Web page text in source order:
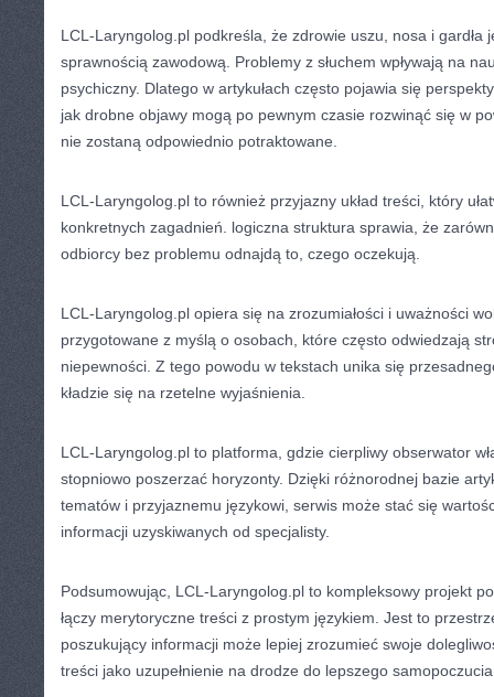
LCL-Laryngolog.pl podkreśla, że zdrowie uszu, nosa i gardła
sprawnością zawodową. Problemy z słuchem wpływają na
psychiczny. Dlatego w artykułach często pojawia się
jak drobne objawy mogą po pewnym czasie rozwinąć się w
nie zostaną odpowiednio potraktowane.
LCL-Laryngolog.pl to również przyjazny układ treści, który
konkretnych zagadnień. logiczna struktura sprawia, że
odbiorcy bez problemu odnajdą to, czego oczekują.
LCL-Laryngolog.pl opiera się na zrozumiałości i uważności
przygotowane z myślą o osobach, które często odwiedzają
niepewności. Z tego powodu w tekstach unika się
kładzie się na rzetelne wyjaśnienia.
LCL-Laryngolog.pl to platforma, gdzie cierpliwy obserwator
stopniowo poszerzać horyzonty. Dzięki różnorodnej bazie
tematów i przyjaznemu językowi, serwis może stać się
informacji uzyskiwanych od specjalisty.
Podsumowując, LCL-Laryngolog.pl to kompleksowy projekt
łączy merytoryczne treści z prostym językiem. Jest to
poszukujący informacji może lepiej zrozumieć swoje
treści jako uzupełnienie na drodze do lepszego